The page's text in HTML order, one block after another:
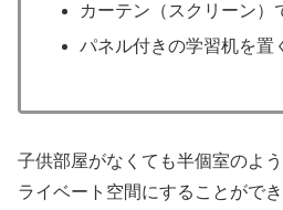
カーテン（スクリーン）
パネル付きの学習机を置
子供部屋がなくても半個室のよ
ライベート空間にすることができ